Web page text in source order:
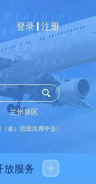
登录 注册
兰州新区
金）总统出席中企承建水厂启用仪
放服务